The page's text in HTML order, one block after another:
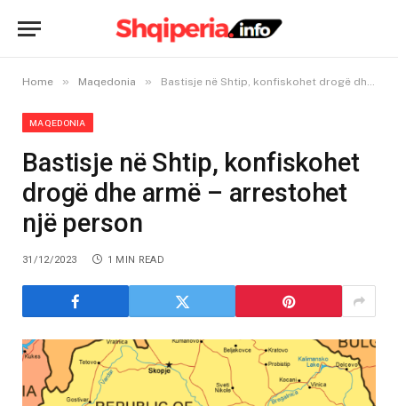
Home » Maqedonia » Bastisje në Shtip, konfiskohet drogë dhe armë – arrestohet një person
MAQEDONIA
Bastisje në Shtip, konfiskohet
drogë dhe armë – arrestohet
një person
31/12/2023 1 MIN READ